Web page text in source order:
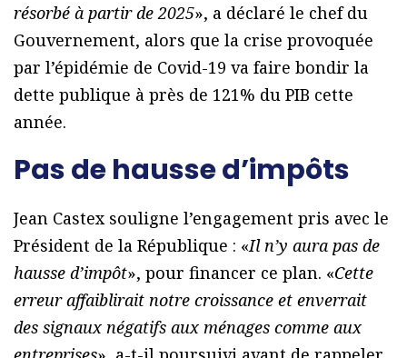
résorbé à partir de 2025», a déclaré le chef du
Gouvernement, alors que la crise provoquée
par l’épidémie de Covid-19 va faire bondir la
dette publique à près de 121% du PIB cette
année.
Pas de hausse d’impôts
Jean Castex souligne l’engagement pris avec le
Président de la République : «Il n’y aura pas de
hausse d’impôt», pour financer ce plan. «Cette
erreur affaiblirait notre croissance et enverrait
des signaux négatifs aux ménages comme aux